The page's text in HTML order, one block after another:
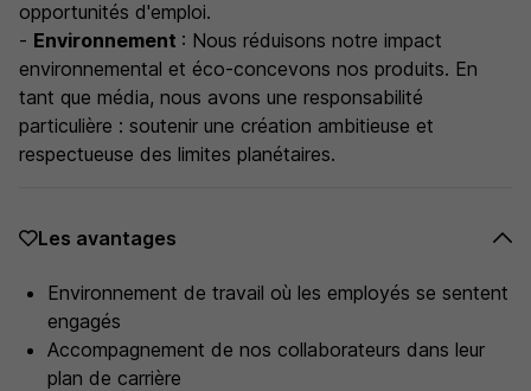
opportunités d'emploi.
- Environnement : Nous réduisons notre impact
environnemental et éco-concevons nos produits. En
tant que média, nous avons une responsabilité
particulière : soutenir une création ambitieuse et
respectueuse des limites planétaires.
Les avantages
Environnement de travail où les employés se sentent
engagés
Accompagnement de nos collaborateurs dans leur
plan de carrière